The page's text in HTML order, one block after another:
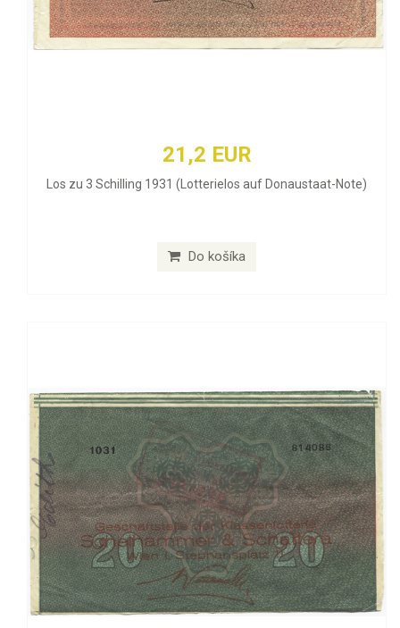
21,2 EUR
Los zu 3 Schilling 1931 (Lotterielos auf Donaustaat-Note)
Do košíka